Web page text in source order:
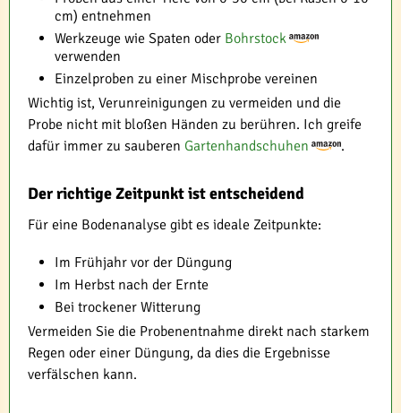
cm) entnehmen
Werkzeuge wie Spaten oder Bohrstock
verwenden
Einzelproben zu einer Mischprobe vereinen
Wichtig ist, Verunreinigungen zu vermeiden und die
Probe nicht mit bloßen Händen zu berühren. Ich greife
dafür immer zu sauberen Gartenhandschuhen .
Der richtige Zeitpunkt ist entscheidend
Für eine Bodenanalyse gibt es ideale Zeitpunkte:
Im Frühjahr vor der Düngung
Im Herbst nach der Ernte
Bei trockener Witterung
Vermeiden Sie die Probenentnahme direkt nach starkem
Regen oder einer Düngung, da dies die Ergebnisse
verfälschen kann.